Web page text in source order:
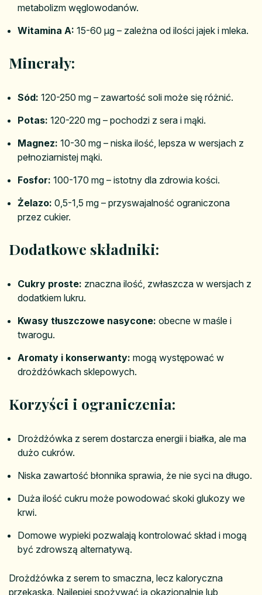
metabolizm węglowodanów.
Witamina A: 15-60 µg – zależna od ilości jajek i mleka.
Minerały:
Sód: 120-250 mg – zawartość soli może się różnić.
Potas: 120-220 mg – pochodzi z sera i mąki.
Magnez: 10-30 mg – niska ilość, lepsza w wersjach z
pełnoziarnistej mąki.
Fosfor: 100-170 mg – istotny dla zdrowia kości.
Żelazo: 0,5-1,5 mg – przyswajalność ograniczona
przez cukier.
Dodatkowe składniki:
Cukry proste: znaczna ilość, zwłaszcza w wersjach z
dodatkiem lukru.
Kwasy tłuszczowe nasycone: obecne w maśle i
twarogu.
Aromaty i konserwanty: mogą występować w
drożdżówkach sklepowych.
Korzyści i ograniczenia:
Drożdżówka z serem dostarcza energii i białka, ale ma
dużo cukrów.
Niska zawartość błonnika sprawia, że nie syci na długo.
Duża ilość cukru może powodować skoki glukozy we
krwi.
Domowe wypieki pozwalają kontrolować skład i mogą
być zdrowszą alternatywą.
Drożdżówka z serem to smaczna, lecz kaloryczna
przekąska. Najlepiej spożywać ją okazjonalnie lub